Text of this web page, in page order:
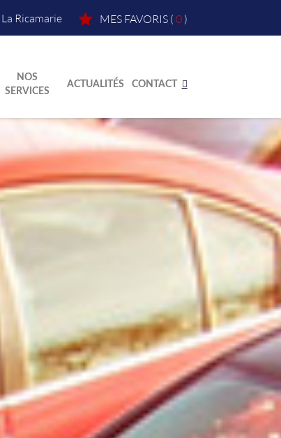
La Ricamarie MES FAVORIS( 0)
NOS
SERVICES
ACTUALITÉS CONTACT